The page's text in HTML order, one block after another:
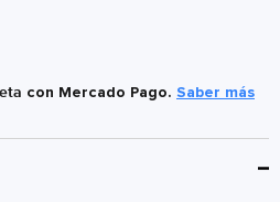
con Mercado Pago. Saber más